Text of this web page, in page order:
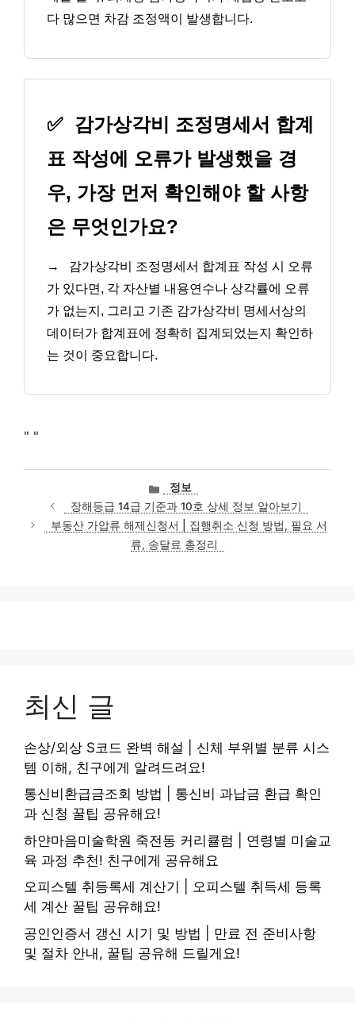
다 많으면 차감 조정액이 발생합니다.
✅ 감가상각비 조정명세서 합계
표 작성에 오류가 발생했을 경
우, 가장 먼저 확인해야 할 사항
은 무엇인가요?
→
감가상각비 조정명세서 합계표 작성 시 오류
가 있다면, 각 자산별 내용연수나 상각률에 오류
가 없는지, 그리고 기존 감가상각비 명세서상의
데이터가 합계표에 정확히 집계되었는지 확인하
는 것이 중요합니다.
" "
카
테
고
리
정보
장해등급 14급 기준과 10호 상세 정보 알아보기
부동산 가압류 해제신청서 | 집행취소 신청 방법, 필요 서
류, 송달료 총정리
최신 글
손상/외상 S코드 완벽 해설 | 신체 부위별 분류 시스
템 이해, 친구에게 알려드려요!
통신비환급금조회 방법 | 통신비 과납금 환급 확인
과 신청 꿀팁 공유해요!
하얀마음미술학원 죽전동 커리큘럼 | 연령별 미술교
육 과정 추천! 친구에게 공유해요
오피스텔 취등록세 계산기 | 오피스텔 취득세 등록
세 계산 꿀팁 공유해요!
공인인증서 갱신 시기 및 방법 | 만료 전 준비사항
및 절차 안내, 꿀팁 공유해 드릴게요!